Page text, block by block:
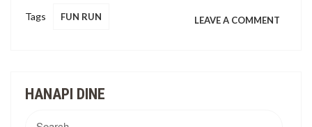
Tags FUN RUN LEAVE A COMMENT
HANAPI DINE